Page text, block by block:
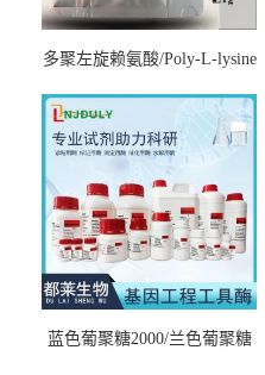
多聚左旋赖氨酸/Poly-L-lysine
7000，分子量7000-15000，分
子量2万～4万，分子量3～7
万，分子量7～15万，分子量
15～30万
蓝色葡聚糖2000/兰色葡聚糖